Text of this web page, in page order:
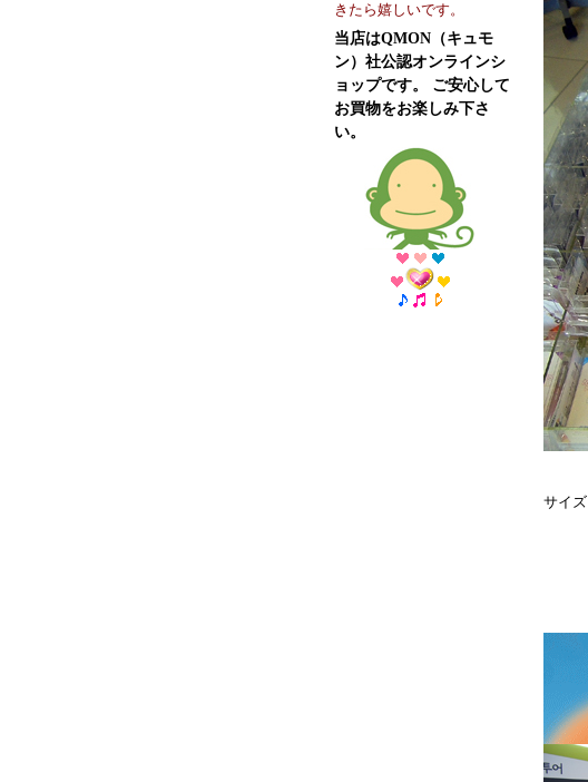
きたら嬉しいです。
当店はQMON（キュモ
ン）社公認オンラインシ
ョップです。 ご安心して
お買物をお楽しみ下さ
い。
サイズ